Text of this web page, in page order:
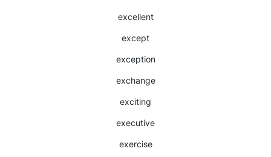
excellent
except
exception
exchange
exciting
executive
exercise